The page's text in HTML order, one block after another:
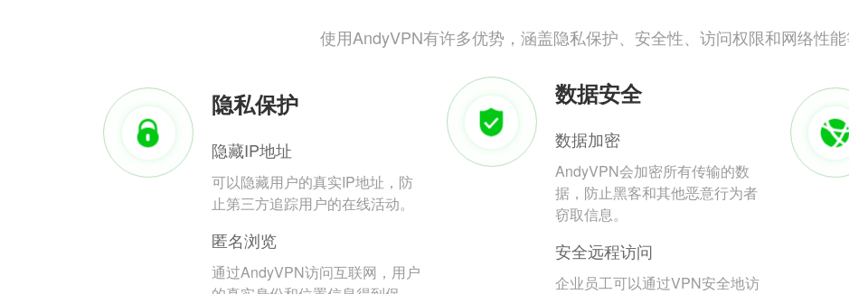
使用AndyVPN有许多优势，涵盖隐私保护、安全性、访问权限和网络性
隐私保护
隐藏IP地址
可以隐藏用户的真实IP地址，防
止第三方追踪用户的在线活动。
匿名浏览
通过AndyVPN访问互联网，用户
数据安全
数据加密
AndyVPN会加密所有传输的数
据，防止黑客和其他恶意行为者
窃取信息。
安全远程访问
企业员工可以通过VPN安全地访